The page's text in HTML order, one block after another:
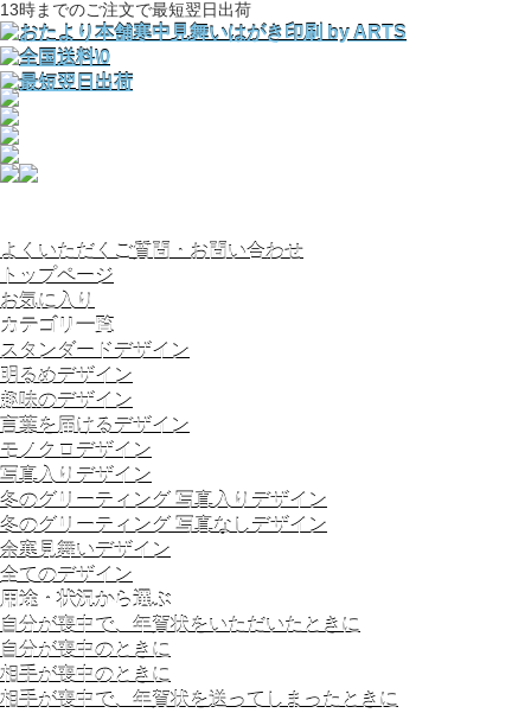
13時までのご注文で最短翌日出荷
よくいただくご質問・お問い合わせ
トップページ
お気に入り
カテゴリ一覧
スタンダードデザイン
明るめデザイン
趣味のデザイン
言葉を届けるデザイン
モノクロデザイン
写真入りデザイン
冬のグリーティング 写真入りデザイン
冬のグリーティング 写真なしデザイン
余寒見舞いデザイン
全てのデザイン
用途・状況から選ぶ
自分が喪中で、年賀状をいただいたときに
自分が喪中のときに
相手が喪中のときに
相手が喪中で、年賀状を送ってしまったときに